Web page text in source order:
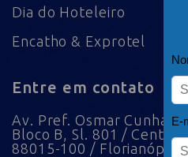
Dia do Hoteleiro
Encatho & Exprotel
Entre em contato
Av. Pref. Osmar Cunha,
Bloco B, Sl. 801 / Centro /
88015-100 / Florianópolis